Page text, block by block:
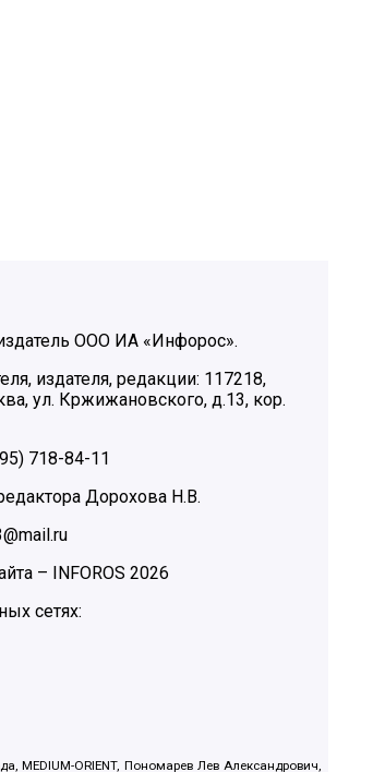
ООО ИА «Инфорос».
издателя, редакции: 117218,
ул. Кржижановского, д.13, кор.
718-84-11
Дорохова Н.В.
–
INFOROS 2026
сетях:
MEDIUM-ORIENT, Пономарев Лев Александрович,